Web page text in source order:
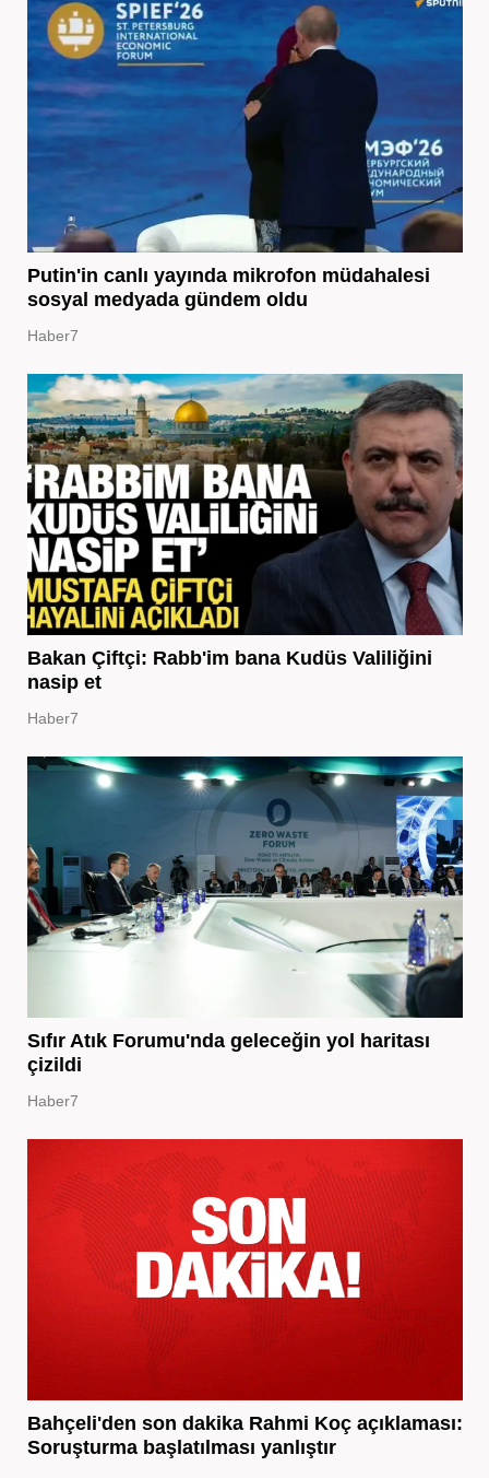
Putin'in canlı yayında mikrofon müdahalesi
sosyal medyada gündem oldu
Haber7
Bakan Çiftçi: Rabb'im bana Kudüs Valiliğini
nasip et
Haber7
Sıfır Atık Forumu'nda geleceğin yol haritası
çizildi
Haber7
Bahçeli'den son dakika Rahmi Koç açıklaması:
Soruşturma başlatılması yanlıştır